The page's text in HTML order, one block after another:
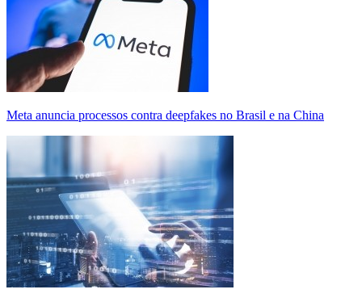
Meta anuncia processos contra deepfakes no Brasil e na China